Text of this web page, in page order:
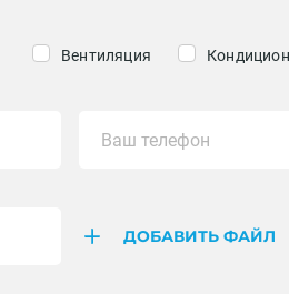
Вентиляция
ДОБАВИТЬ ФАЙЛ